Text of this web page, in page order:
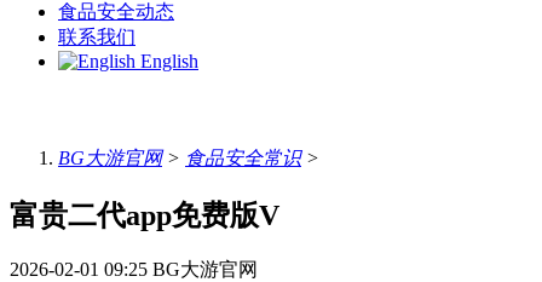
食品安全动态
联系我们
English
BG大游官网> 食品安全常识>
富贵二代app免费版V
2026-02-01 09:25 BG大游官网